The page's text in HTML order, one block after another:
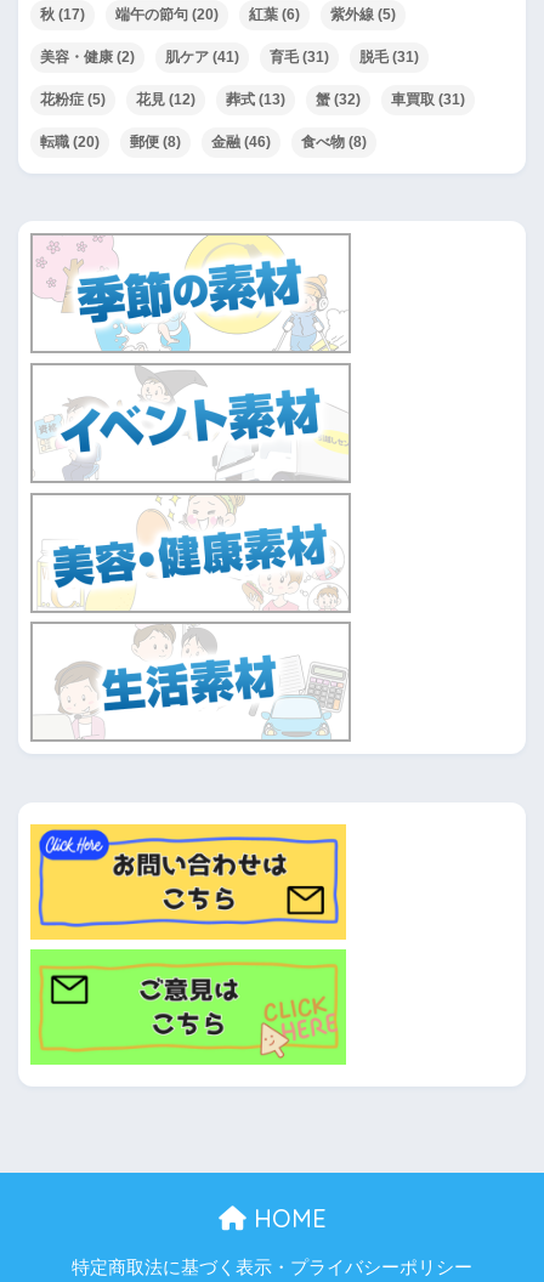
秋 (17) 端午の節句 (20) 紅葉 (6) 紫外線 (5)
美容・健康 (2) 肌ケア (41) 育毛(31) 脱毛(31)
花粉症 (5) 花見 (12) 葬式 (13) 蟹 (32) 車買取 (31)
転職 (20) 郵便 (8) 金融 (46) 食べ物 (8)
HOME
特定商取法に基づく表示・プライバシーポリシー